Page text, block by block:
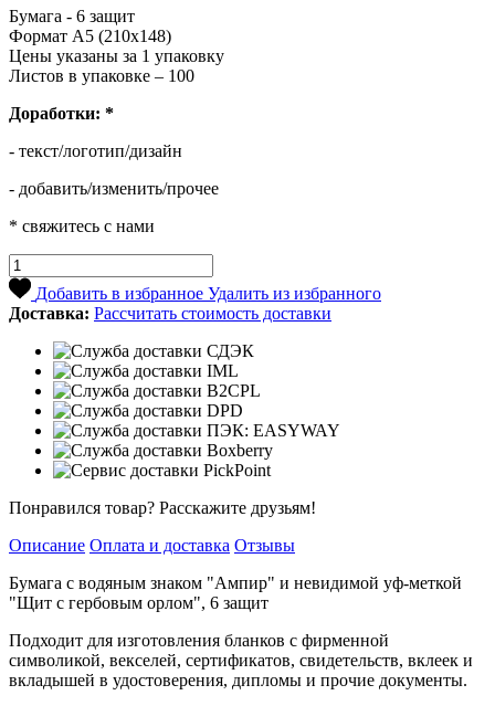
Бумага - 6 защит
Формат А5 (210х148)
Цены указаны за 1 упаковку
Листов в упаковке – 100
Доработки: *
- текст/логотип/дизайн
- добавить/изменить/прочее
* свяжитесь с нами
Добавить в избранное Удалить из избранного
Доставка: Рассчитать стоимость доставки
Понравился товар? Расскажите друзьям!
Описание Оплата и доставка Отзывы
Бумага с водяным знаком "Ампир" и невидимой уф-меткой
"Щит с гербовым орлом", 6 защит
Подходит для изготовления бланков с фирменной
символикой, векселей, сертификатов, свидетельств, вклеек и
вкладышей в удостоверения, дипломы и прочие документы.